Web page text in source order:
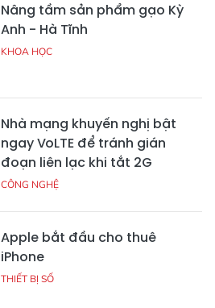
Nâng tầm sản phẩm gạo Kỳ
Anh - Hà Tĩnh
KHOA HỌC
Nhà mạng khuyến nghị bật
ngay VoLTE để tránh gián
đoạn liên lạc khi tắt 2G
CÔNG NGHỆ
Apple bắt đầu cho thuê
iPhone
THIẾT BỊ SỐ